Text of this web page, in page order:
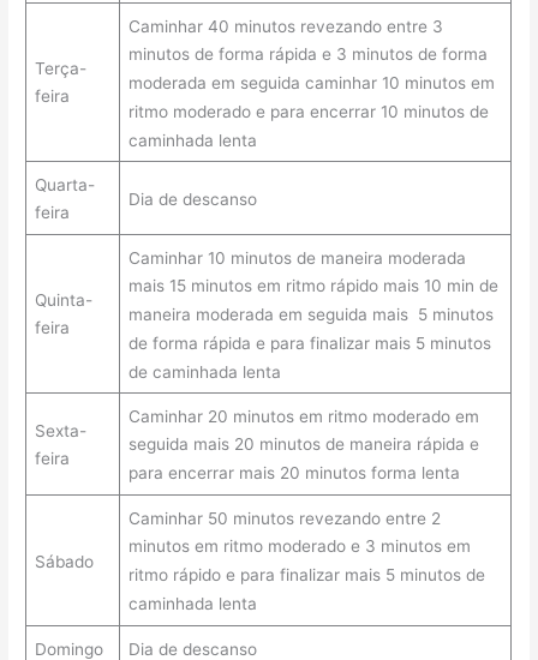
Terça-
feira
Caminhar 40 minutos revezando entre 3
minutos de forma rápida e 3 minutos de forma
moderada em seguida caminhar 10 minutos em
ritmo moderado e para encerrar 10 minutos de
caminhada lenta
Quarta-
feira
Dia de descanso
Quinta-
feira
Caminhar 10 minutos de maneira moderada
mais 15 minutos em ritmo rápido mais 10 min de
maneira moderada em seguida mais 5 minutos
de forma rápida e para finalizar mais 5 minutos
de caminhada lenta
Sexta-
feira
Caminhar 20 minutos em ritmo moderado em
seguida mais 20 minutos de maneira rápida e
para encerrar mais 20 minutos forma lenta
Sábado
Caminhar 50 minutos revezando entre 2
minutos em ritmo moderado e 3 minutos em
ritmo rápido e para finalizar mais 5 minutos de
caminhada lenta
Domingo Dia de descanso